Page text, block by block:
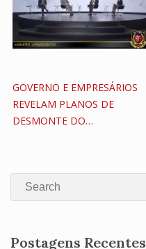
GOVERNO E EMPRESÁRIOS
REVELAM PLANOS DE
DESMONTE DO…
Search
Postagens Recentes